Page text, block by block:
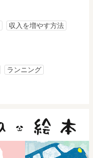
収入を増やす方法
ランニング